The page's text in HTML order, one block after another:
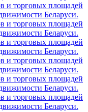
и торговых площадей
Беларуси.
и торговых площадей
Беларуси.
и торговых площадей
Беларуси.
и торговых площадей
Беларуси.
и торговых площадей
Беларуси.
и торговых площадей
Беларуси.